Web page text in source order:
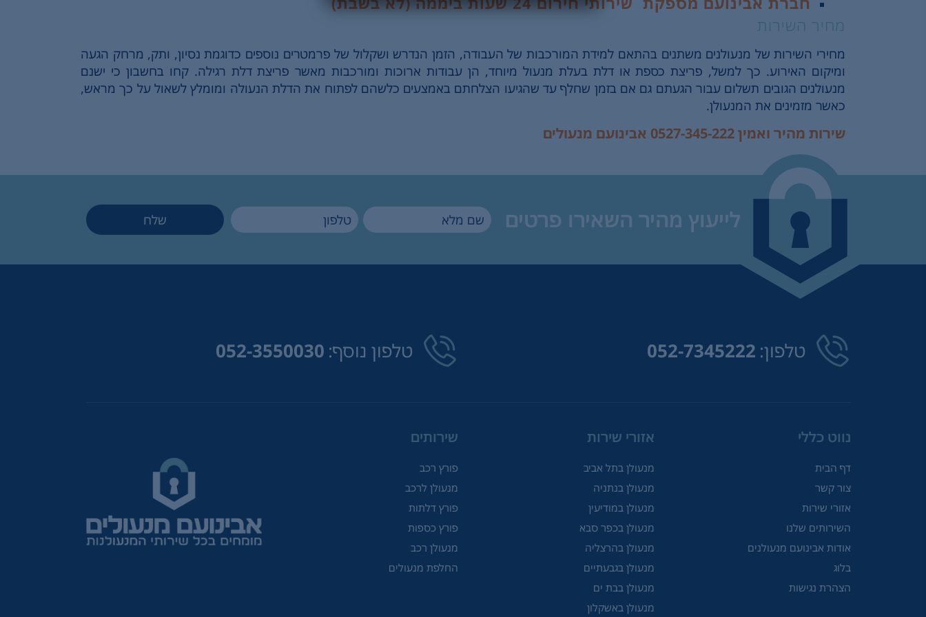
מחיר השירות
מחירי השירות של מנעולנים משתנים בהתאם למידת המורכבות של העבודה, הזמן הנדרש ושקלול של פרמטרים נוספים כדוגמת נסיון, ותק, מרחק הגעה
ומיקום האירוע. כך למשל, פריצת כספת או דלת בעלת מנעול מיוחד, הן עבודות ארוכות ומורכבות מאשר פריצת דלת רגילה. קחו בחשבון כי ישנם
מנעולנים הגובים תשלום עבור הגעתם גם אם בזמן שחלף עד שהגיעו הצלחתם באמצעים כלשהם לפתוח את הדלת הנעולה ומומלץ לשאול על כך מראש,
כאשר מזמינים את המנעולן.
שירות מהיר ואמין 0527-345-222 אבינועם מנעולים
לייעוץ מהיר השאירו פרטים
טלפון: 052-7345222 טלפון נוסף: 052-3550030
נווט כללי
דף הבית
צור קשר
אזורי שירות
השירותים שלנו
אודות אבינועם מנעולנים
בלוג
הצהרת נגישות
אזורי שירות
מנעולן בתל אביב
מנעולן בנתניה
מנעולן במודיעין
מנעולן בכפר סבא
מנעולן בהרצליה
מנעולן בגבעתיים
מנעולן בבת ים
מנעולן באשקלון
שירותים
פורץ רכב
מנעולן לרכב
פורץ דלתות
פורץ כספות
מנעולן רכב
החלפת מנעולים